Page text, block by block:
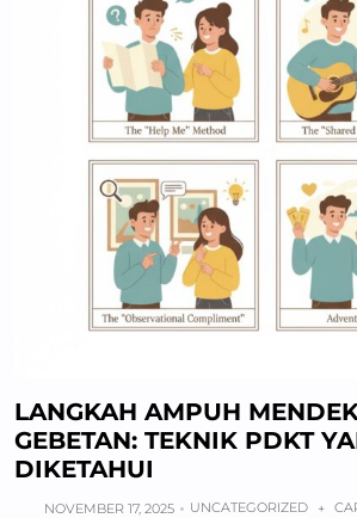
LANGKAH AMPUH
GEBETAN: TEKNIK PDKT
DIKETAHUI
NOVEMBER 17, 2025 UNCATEGORIZED +